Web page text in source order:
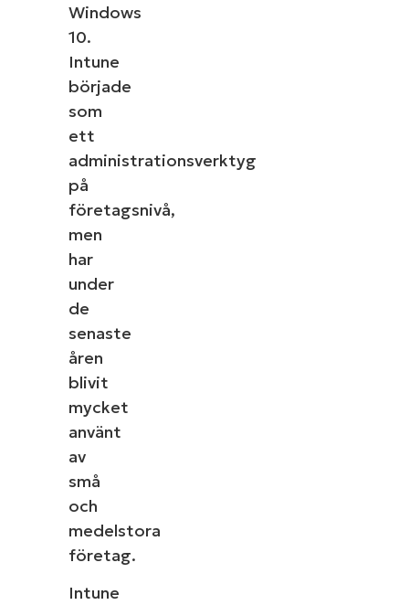
Windows
10.
Intune
började
som
ett
administrationsverktyg
på
företagsnivå,
men
har
under
de
senaste
åren
blivit
mycket
använt
av
små
och
medelstora
företag.
Intune